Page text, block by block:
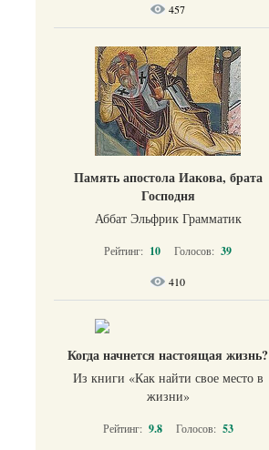
457
Память апостола Иакова, брата
Господня
Аббат Эльфрик Грамматик
Рейтинг: 10 Голосов: 39
410
Когда начнется настоящая жизнь?
Из книги «Как найти свое место в
жизни​»
Рейтинг: 9.8 Голосов: 53